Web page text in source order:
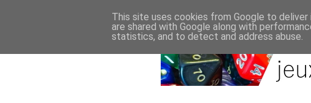
This site uses cookies from Google to
are shared with Google along with
statistics, and to detect and address abuse.